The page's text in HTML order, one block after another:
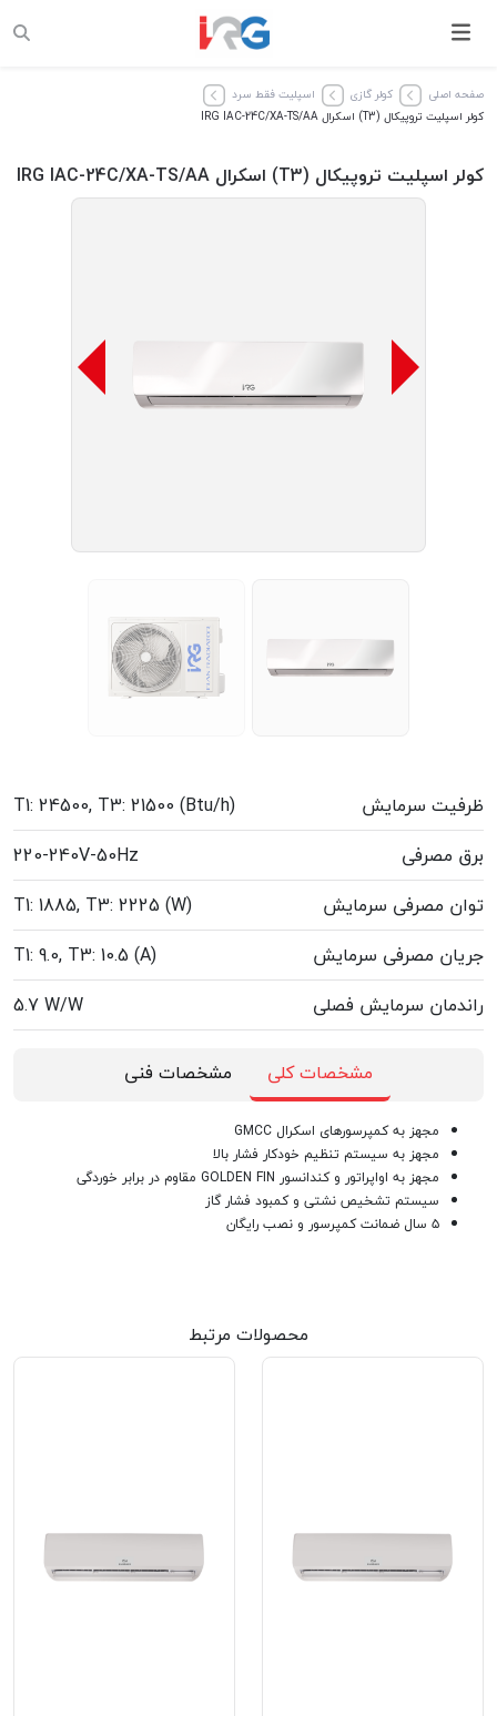
صفحه اصلی کولر گازی
اسپلیت فقط سرد
کولر اسپلیت تروپیکال (T3) اسکرال IRG IAC-24C/XA-TS/AA
کولر اسپلیت تروپیکال (T3) اسکرال IRG IAC-24C/XA-TS/AA
ظرفیت سرمایش
T1: 24500, T3: 21500 (Btu/h)
برق مصرفی
220-240V-50Hz
توان مصرفی سرمایش
T1: 1885, T3: 2225 (W)
جریان مصرفی سرمایش
T1: 9.0, T3: 10.5 (A)
راندمان سرمایش فصلی
5.7 W/W
مشخصات کلی مشخصات فنی
مجهز به کمپرسورهای اسکرال GMCC
مجهز به سیستم تنظیم خودکار فشار بالا
مجهز به اواپراتور و کندانسور GOLDEN FIN مقاوم در برابر خوردگی
سیستم تشخیص نشتی و کمبود فشار گاز
۵ سال ضمانت کمپرسور و نصب رایگان
محصولات مرتبط